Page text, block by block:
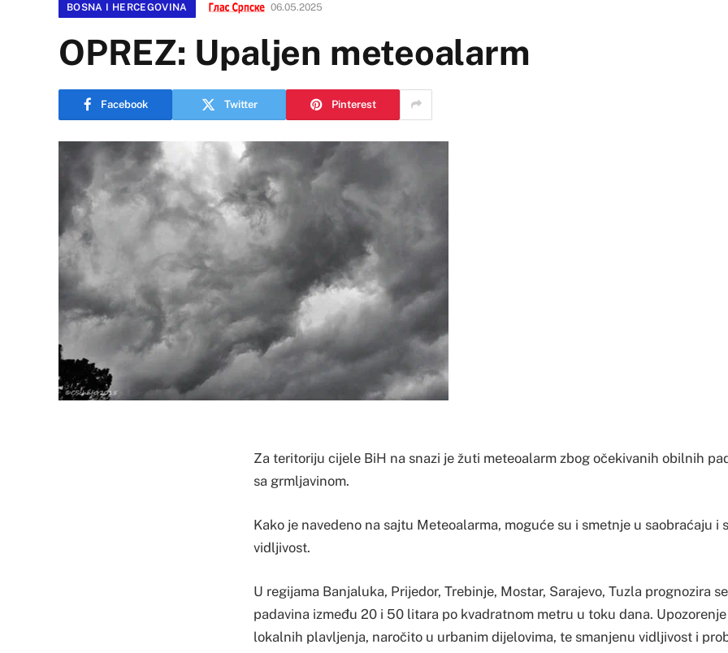
BOSNA I HERCEGOVINA 06.05.2025
OPREZ: Upaljen meteoalarm
Facebook Twitter Pinterest
Za teritoriju cijele BiH na snazi je žuti meteoalarm zbog očekivanih obilnih
sa grmljavinom.
Kako je navedeno na sajtu Meteoalarma, moguće su i smetnje u saobraćaju i
vidljivost.
U regijama Banjaluka, Prijedor, Trebinje, Mostar, Sarajevo, Tuzla prognozira
padavina između 20 i 50 litara po kvadratnom metru u toku dana.
lokalnih plavljenja, naročito u urbanim dijelovima, te smanjenu vidljivost i